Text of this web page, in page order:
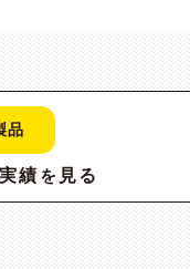
品
績 を 見る